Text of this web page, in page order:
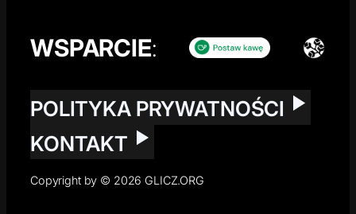
WSPARCIE:
POLITYKA PRYWATNOŚCI
KONTAKT
Copyright by © 2026 GLICZ.ORG